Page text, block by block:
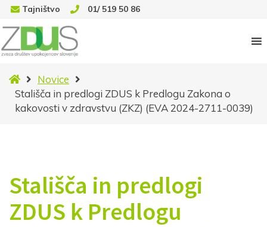
Tajništvo 01/ 519 50 86
DomovNovice
Stališča in predlogi ZDUS k Predlogu Zakona o
kakovosti v zdravstvu (ZKZ) (EVA 2024-2711-0039)
Stališča in predlogi
ZDUS k Predlogu